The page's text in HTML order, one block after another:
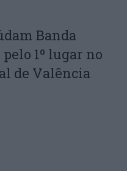
Banda
1º lugar no
de Valência